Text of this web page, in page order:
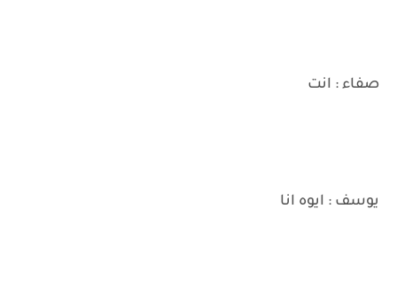
صفاء : انت
يوسف : ايوه انا